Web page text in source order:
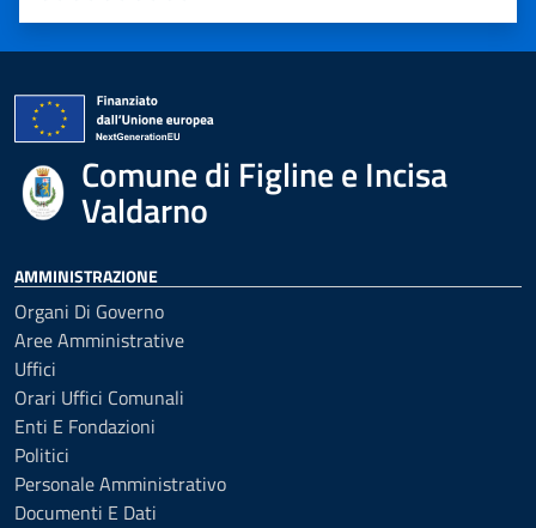
Valuta 5 stelle su 5
Valuta 4 stelle su 5
Valuta 3 stelle su 5
Valuta 2 stelle su 5
Valuta 1 stelle su 5
Comune di Figline e Incisa
Valdarno
AMMINISTRAZIONE
Organi Di Governo
Aree Amministrative
Uffici
Orari Uffici Comunali
Enti E Fondazioni
Politici
Personale Amministrativo
Documenti E Dati